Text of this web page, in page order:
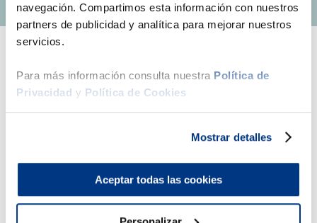
navegación. Compartimos esta información con nuestros
partners de publicidad y analítica para mejorar nuestros
servicios.
Para más información consulta nuestra Política de
Privacidad y Política de Cookies
Mostrar detalles
Aceptar todas las cookies
Central teléfonica - (01) 705-2299
Horario de atención online:
Lunes a viernes de 9:00 am a 10:00 pm
Sábados y domingos de 9:00 am a 1:00 pm